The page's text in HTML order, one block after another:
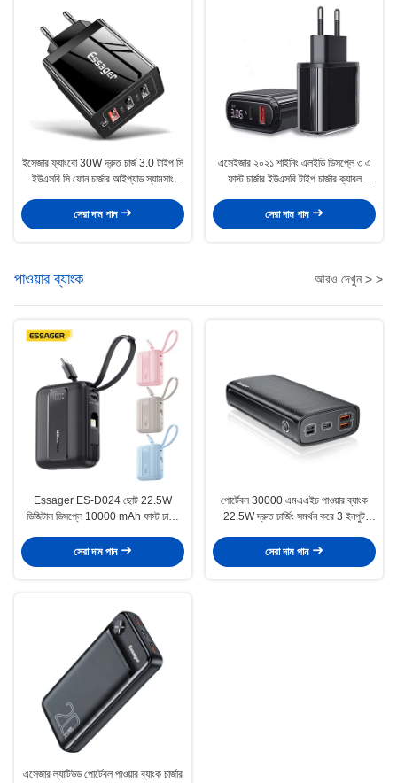
ইসেজার ফ্যাংবো 30W দ্রুত চার্জ 3.0 টাইপ সি
ইউএসবি সি ফোন চার্জার আইপ্যাড স্যামসাং
সেরা দাম পান
এসেইজার ২০২১ শাইনিং এলইডি ডিসপ্লে ৩ এ
ফাস্ট চার্জার ইউএসবি টাইপ চার্জার ক্যাবল
সেরা দাম পান
পাওয়ার ব্যাংক আরও দেখুন > >
Essager ES-D024 ছোট 22.5W
ডিজিটাল ডিসপ্লে 10000 mAh ফাস্ট চার্জিং
সেরা দাম পান
পোর্টেবল 30000 এমএএইচ পাওয়ার ব্যাংক
22.5W দ্রুত চার্জিং সমর্থন করে 3 ইনপুট
সেরা দাম পান
এসেজার ল্যাটিউড পোর্টেবল পাওয়ার ব্যাংক চার্জার